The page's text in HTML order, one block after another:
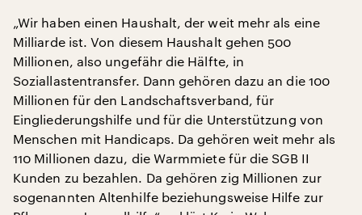
„Wir haben einen Haushalt, der weit mehr als eine
Milliarde ist. Von diesem Haushalt gehen 500
Millionen, also ungefähr die Hälfte, in
Soziallastentransfer. Dann gehören dazu an die 100
Millionen für den Landschaftsverband, für
Eingliederungshilfe und für die Unterstützung von
Menschen mit Handicaps. Da gehören weit mehr als
110 Millionen dazu, die Warmmiete für die SGB II
Kunden zu bezahlen. Da gehören zig Millionen zur
sogenannten Altenhilfe beziehungsweise Hilfe zur